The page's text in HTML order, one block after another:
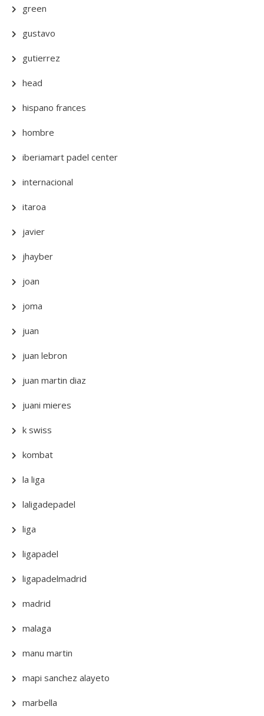
green
gustavo
gutierrez
head
hispano frances
hombre
iberiamart padel center
internacional
itaroa
javier
jhayber
joan
joma
juan
juan lebron
juan martin diaz
juani mieres
k swiss
kombat
la liga
laligadepadel
liga
ligapadel
ligapadelmadrid
madrid
malaga
manu martin
mapi sanchez alayeto
marbella